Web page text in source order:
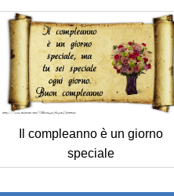
Il compleanno è un giorno
speciale